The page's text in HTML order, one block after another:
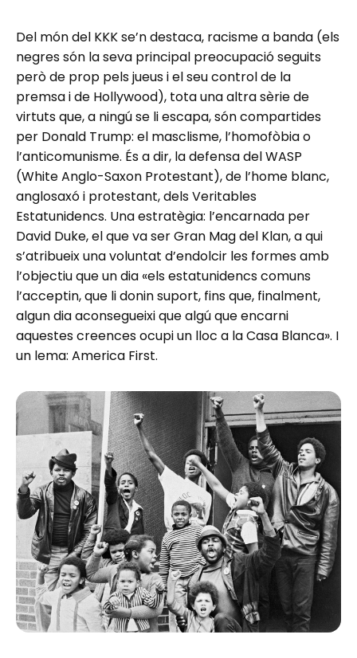
Del món del KKK se’n destaca, racisme a banda (els
negres són la seva principal preocupació seguits
però de prop pels jueus i el seu control de la
premsa i de Hollywood), tota una altra sèrie de
virtuts que, a ningú se li escapa, són compartides
per Donald Trump: el masclisme, l’homofòbia o
l’anticomunisme. És a dir, la defensa del WASP
(White Anglo-Saxon Protestant), de l’home blanc,
anglosaxó i protestant, dels Veritables
Estatunidencs. Una estratègia: l’encarnada per
David Duke, el que va ser Gran Mag del Klan, a qui
s’atribueix una voluntat d’endolcir les formes amb
l’objectiu que un dia «els estatunidencs comuns
l’acceptin, que li donin suport, fins que, finalment,
algun dia aconsegueixi que algú que encarni
aquestes creences ocupi un lloc a la Casa Blanca». I
un lema: America First.